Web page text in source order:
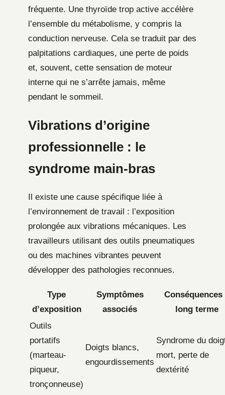
fréquente. Une thyroïde trop active accélère
l’ensemble du métabolisme, y compris la
conduction nerveuse. Cela se traduit par des
palpitations cardiaques, une perte de poids
et, souvent, cette sensation de moteur
interne qui ne s’arrête jamais, même
pendant le sommeil.
Vibrations d’origine
professionnelle : le
syndrome main-bras
Il existe une cause spécifique liée à
l’environnement de travail : l’exposition
prolongée aux vibrations mécaniques. Les
travailleurs utilisant des outils pneumatiques
ou des machines vibrantes peuvent
développer des pathologies reconnues.
Type
d’exposition
Symptômes
associés
Conséquences
long terme
Outils
portatifs
(marteau-
piqueur,
tronçonneuse)
Doigts blancs,
engourdissements
Syndrome du
mort, perte de
dextérité